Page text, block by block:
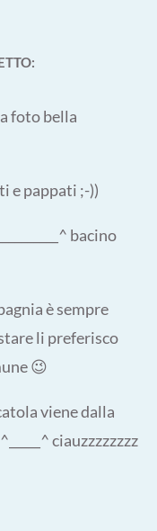
foto bella
e pappati ;-))
bacino
è sempre
li preferisco
😉
viene dalla
ciauzzzzzzzz